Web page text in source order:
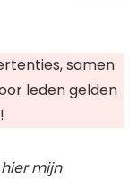
samen
leden gelden
mijn